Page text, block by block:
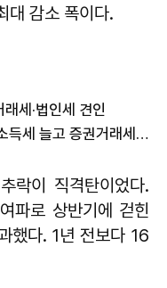
대 감소 폭이다.
세·법인세 견인
4월 국세수입 55.2조원…법인세·소득세 늘고 증권거래세 5배 급증
락이 직격탄이었다.
파로 상반기에 걷힌
했다. 1년 전보다 16